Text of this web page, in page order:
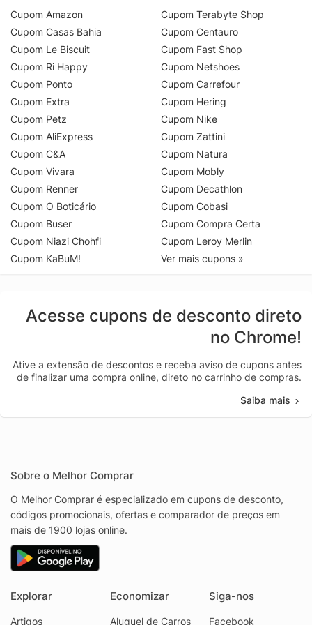
Cupom Amazon
Cupom Casas Bahia
Cupom Le Biscuit
Cupom Ri Happy
Cupom Ponto
Cupom Extra
Cupom Petz
Cupom AliExpress
Cupom C&A
Cupom Vivara
Cupom Renner
Cupom O Boticário
Cupom Buser
Cupom Niazi Chohfi
Cupom KaBuM!
Cupom Terabyte Shop
Cupom Centauro
Cupom Fast Shop
Cupom Netshoes
Cupom Carrefour
Cupom Hering
Cupom Nike
Cupom Zattini
Cupom Natura
Cupom Mobly
Cupom Decathlon
Cupom Cobasi
Cupom Compra Certa
Cupom Leroy Merlin
Ver mais cupons »
Acesse cupons de desconto direto
no Chrome!
Ative a extensão de descontos e receba aviso de cupons antes
de finalizar uma compra online, direto no carrinho de compras.
Saiba mais
Sobre o Melhor Comprar
O Melhor Comprar é especializado em cupons de desconto,
códigos promocionais, ofertas e comparador de preços em
mais de 1900 lojas online.
Explorar
Artigos
Economizar
Aluguel de Carros
Siga-nos
Facebook